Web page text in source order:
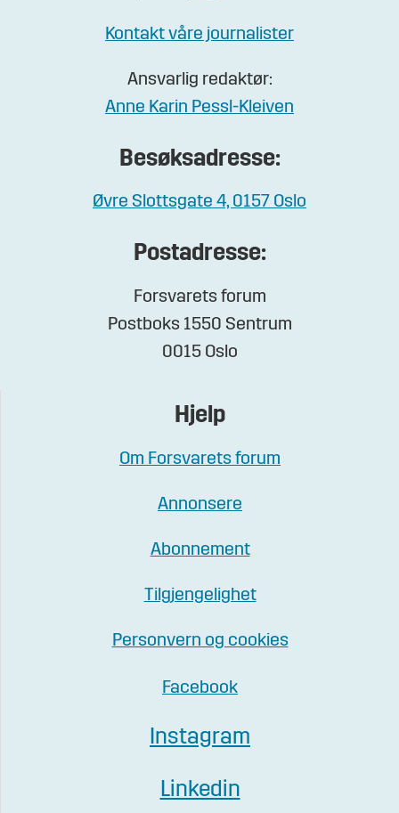
Kontakt våre journalister
Ansvarlig redaktør:
Anne Karin Pessl-Kleiven
Besøksadresse:
Øvre Slottsgate 4, 0157 Oslo
Postadresse:
Forsvarets forum
Postboks 1550 Sentrum
0015 Oslo
Hjelp
Om Forsvarets forum
Annonsere
Abonnement
Tilgjengelighet
Personvern og cookies
Facebook
Instagram
Linkedin